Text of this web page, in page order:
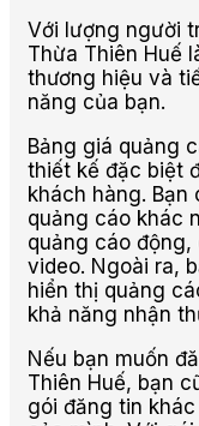
Với lượng người
Thừa Thiên Huế
thương hiệu và
năng của bạn.
Bảng giá quảng
thiết kế đặc biệt
khách hàng.
quảng cáo khác
quảng cáo
video. Ngoài ra,
hiển thị quảng
khả năng nhận
Nếu bạn muốn
Thiên Huế, bạn
gói đăng tin